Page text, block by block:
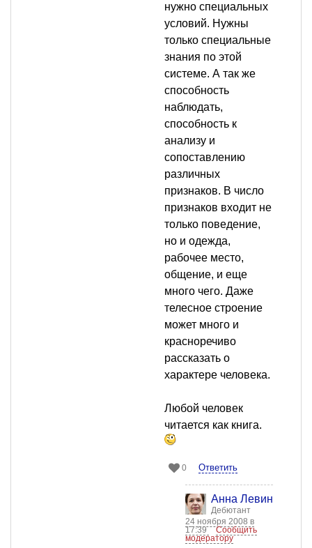
нужно специальных
условий. Нужны
только специальные
знания по этой
системе. А так же
способность
наблюдать,
способность к
анализу и
сопоставлению
различных
признаков. В число
признаков входит не
только поведение,
но и одежда,
рабочее место,
общение, и еще
много чего. Даже
телесное строение
может много и
красноречиво
рассказать о
характере человека.
Любой человек
читается как книга.
0 Ответить
Анна Левинсон
Дебютант
24 ноября 2008 в
17:39
Сообщить
модератору